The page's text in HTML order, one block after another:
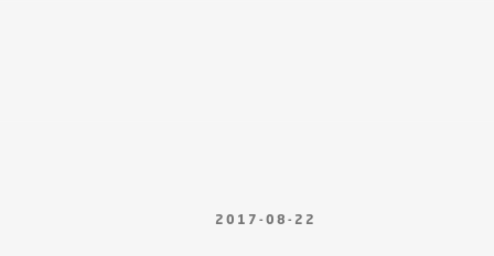
2017-08-22